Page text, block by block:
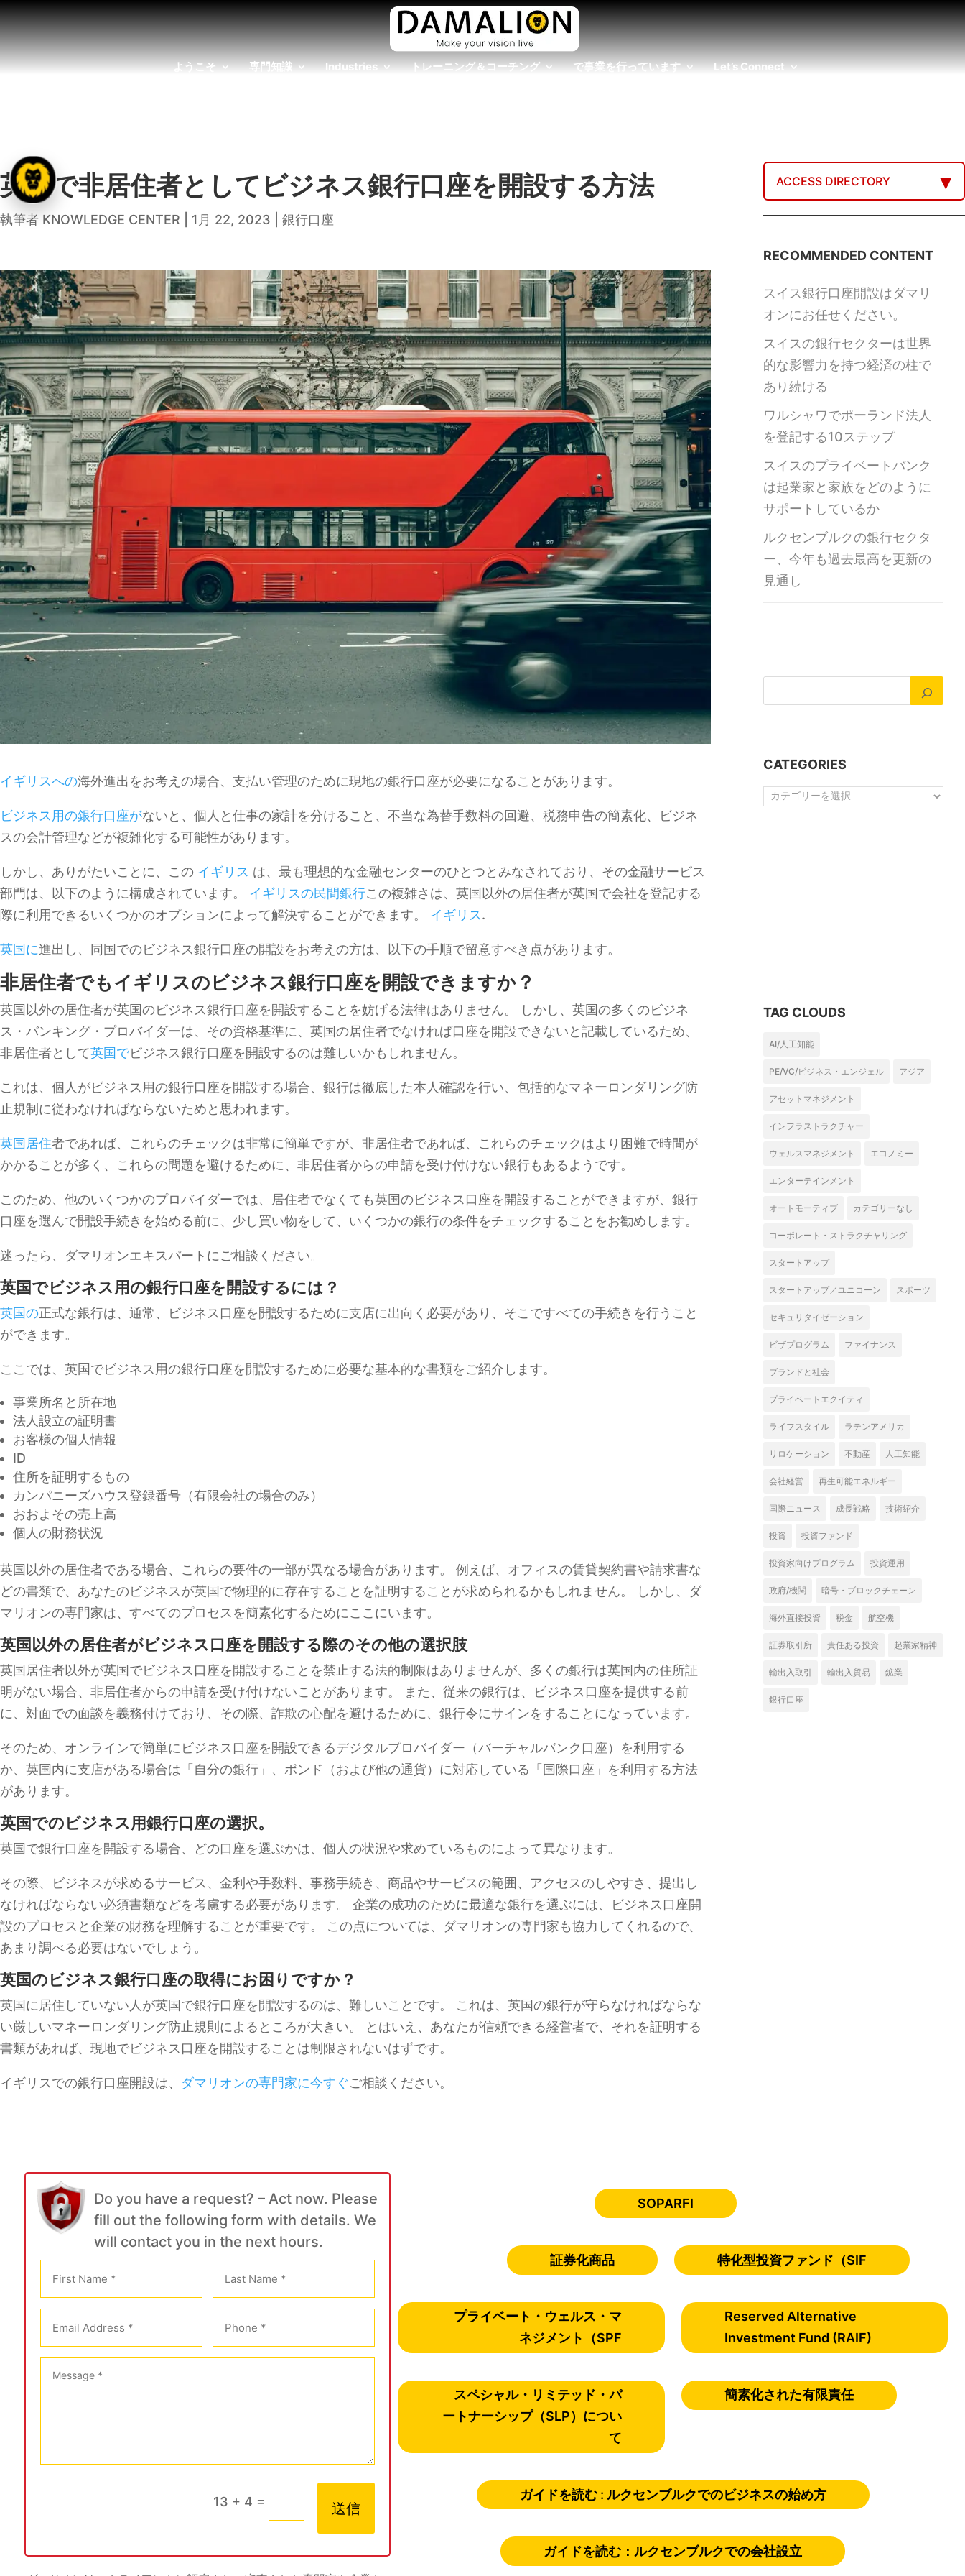
ようこそ 専門知識 Industries トレーニング＆コーチング で事業を行っています Let’s Connect
英国で非居住者としてビジネス銀行口座を開設する方法
執筆者 KNOWLEDGE CENTER 1月 22, 2023 銀行口座
イギリスへの海外進出をお考えの場合、支払い管理のために現地の銀行口座が必要になることがあります。
ビジネス用の銀行口座がないと、個人と仕事の家計を分けること、不当な為替手数料の回避、税務申告の簡素化、ビジネ
スの会計管理などが複雑化する可能性があります。
しかし、ありがたいことに、この イギリス は、最も理想的な金融センターのひとつとみなされており、その金融サービス
部門は、以下のように構成されています。 イギリスの民間銀行この複雑さは、英国以外の居住者が英国で会社を登記する
際に利用できるいくつかのオプションによって解決することができます。 イギリス.
英国に進出し、同国でのビジネス銀行口座の開設をお考えの方は、以下の手順で留意すべき点があります。
非居住者でもイギリスのビジネス銀行口座を開設できますか？
英国以外の居住者が英国のビジネス銀行口座を開設することを妨げる法律はありません。 しかし、英国の多くのビジネ
ス・バンキング・プロバイダーは、その資格基準に、英国の居住者でなければ口座を開設できないと記載しているため、
非居住者として英国でビジネス銀行口座を開設するのは難しいかもしれません。
これは、個人がビジネス用の銀行口座を開設する場合、銀行は徹底した本人確認を行い、包括的なマネーロンダリング防
止規制に従わなければならないためと思われます。
英国居住者であれば、これらのチェックは非常に簡単ですが、非居住者であれば、これらのチェックはより困難で時間が
かかることが多く、これらの問題を避けるために、非居住者からの申請を受け付けない銀行もあるようです。
このため、他のいくつかのプロバイダーでは、居住者でなくても英国のビジネス口座を開設することができますが、銀行
口座を選んで開設手続きを始める前に、少し買い物をして、いくつかの銀行の条件をチェックすることをお勧めします。
迷ったら、ダマリオンエキスパートにご相談ください。
英国でビジネス用の銀行口座を開設するには？
英国の正式な銀行は、通常、ビジネス口座を開設するために支店に出向く必要があり、そこですべての手続きを行うこと
ができます。
ここでは、英国でビジネス用の銀行口座を開設するために必要な基本的な書類をご紹介します。
事業所名と所在地
法人設立の証明書
お客様の個人情報
ID
住所を証明するもの
カンパニーズハウス登録番号（有限会社の場合のみ）
おおよその売上高
個人の財務状況
英国以外の居住者である場合、これらの要件の一部が異なる場合があります。 例えば、オフィスの賃貸契約書や請求書な
どの書類で、あなたのビジネスが英国で物理的に存在することを証明することが求められるかもしれません。 しかし、ダ
マリオンの専門家は、すべてのプロセスを簡素化するためにここにいます。
英国以外の居住者がビジネス口座を開設する際のその他の選択肢
英国居住者以外が英国でビジネス口座を開設することを禁止する法的制限はありませんが、多くの銀行は英国内の住所証
明がない場合、非居住者からの申請を受け付けないことがあります。 また、従来の銀行は、ビジネス口座を提供する前
に、対面での面談を義務付けており、その際、詐欺の心配を避けるために、銀行令にサインをすることになっています。
そのため、オンラインで簡単にビジネス口座を開設できるデジタルプロバイダー（バーチャルバンク口座）を利用する
か、英国内に支店がある場合は「自分の銀行」、ポンド（および他の通貨）に対応している「国際口座」を利用する方法
があります。
英国でのビジネス用銀行口座の選択。
英国で銀行口座を開設する場合、どの口座を選ぶかは、個人の状況や求めているものによって異なります。
その際、ビジネスが求めるサービス、金利や手数料、事務手続き、商品やサービスの範囲、アクセスのしやすさ、提出し
なければならない必須書類などを考慮する必要があります。 企業の成功のために最適な銀行を選ぶには、ビジネス口座開
設のプロセスと企業の財務を理解することが重要です。 この点については、ダマリオンの専門家も協力してくれるので、
あまり調べる必要はないでしょう。
英国のビジネス銀行口座の取得にお困りですか？
英国に居住していない人が英国で銀行口座を開設するのは、難しいことです。 これは、英国の銀行が守らなければならな
い厳しいマネーロンダリング防止規則によるところが大きい。 とはいえ、あなたが信頼できる経営者で、それを証明する
書類があれば、現地でビジネス口座を開設することは制限されないはずです。
イギリスでの銀行口座開設は、 ダマリオンの専門家に今すぐご相談ください。
ACCESS DIRECTORY
RECOMMENDED CONTENT
スイス銀行口座開設はダマリ
オンにお任せください。
スイスの銀行セクターは世界
的な影響力を持つ経済の柱で
あり続ける
ワルシャワでポーランド法人
を登記する10ステップ
スイスのプライベートバンク
は起業家と家族をどのように
サポートしているか
ルクセンブルクの銀行セクタ
ー、今年も過去最高を更新の
見通し
CATEGORIES
Categories
TAG CLOUDS
AI/人工知能
PE/VC/ビジネス・エンジェル アジア
アセットマネジメント
インフラストラクチャー
ウェルスマネジメント エコノミー
エンターテインメント
オートモーティブ カテゴリーなし
コーポレート・ストラクチャリング
スタートアップ
スタートアップ／ユニコーン スポーツ
セキュリタイゼーション
ビザプログラム ファイナンス
ブランドと社会
プライベートエクイティ
ライフスタイル ラテンアメリカ
リロケーション 不動産 人工知能
会社経営 再生可能エネルギー
国際ニュース 成長戦略 技術紹介
投資 投資ファンド
投資家向けプログラム 投資運用
政府/機関 暗号・ブロックチェーン
海外直接投資 税金 航空機
証券取引所 責任ある投資 起業家精神
輸出入取引 輸出入貿易 鉱業
銀行口座
Do you have a request? – Act now. Please
fill out the following form with details. We
will contact you in the next hours.
13 + 4 = 送信
SOPARFI
証券化商品 特化型投資ファンド（SIF
プライベート・ウェルス・マ
ネジメント（SPF
Reserved Alternative
Investment Fund (RAIF)
スペシャル・リミテッド・パ
ートナーシップ（SLP）につい
て
簡素化された有限責任
ガイドを読む : ルクセンブルクでのビジネスの始め方
ガイドを読む：ルクセンブルクでの会社設立